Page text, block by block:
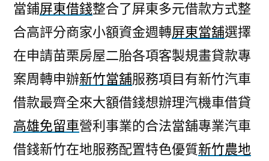
當鋪屏東借錢整合了屏東多元借款方式整
合高評分商家小額資金週轉屏東當舖選擇
在申請苗栗房屋二胎各項客製規畫貸款專
案周轉申辦新竹當舖服務項目有新竹汽車
借款最齊全來大額借錢想辦理汽機車借貸
高雄免留車營利事業的合法當舖專業汽車
借錢新竹在地服務配置特色優質新竹農地